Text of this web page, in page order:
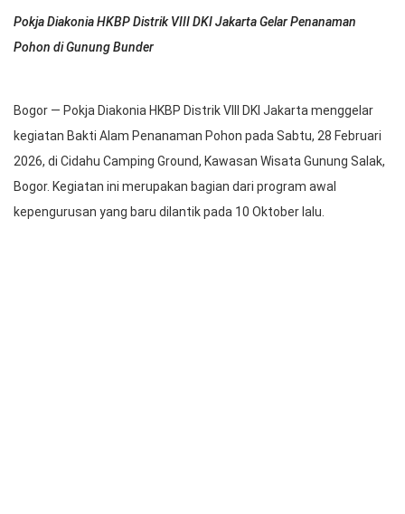
Pokja Diakonia HKBP Distrik VIII DKI Jakarta Gelar Penanaman
Pohon di Gunung Bunder
Bogor — Pokja Diakonia HKBP Distrik VIII DKI Jakarta menggelar
kegiatan Bakti Alam Penanaman Pohon pada Sabtu, 28 Februari
2026, di Cidahu Camping Ground, Kawasan Wisata Gunung Salak,
Bogor. Kegiatan ini merupakan bagian dari program awal
kepengurusan yang baru dilantik pada 10 Oktober lalu.